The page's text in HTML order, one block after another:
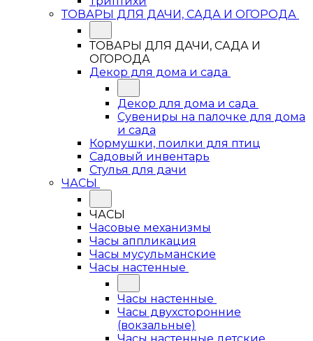
ТОВАРЫ ДЛЯ ДАЧИ, САДА И ОГОРОДА
ТОВАРЫ ДЛЯ ДАЧИ, САДА И
ОГОРОДА
Декор для дома и сада
Декор для дома и сада
Сувениры на палочке для дома
и сада
Кормушки, поилки для птиц
Садовый инвентарь
Стулья для дачи
ЧАСЫ
ЧАСЫ
Часовые механизмы
Часы аппликация
Часы мусульманские
Часы настенные
Часы настенные
Часы двухсторонние
(вокзальные)